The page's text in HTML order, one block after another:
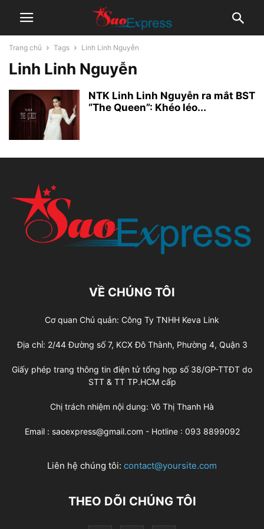
Trang chủ Tags Linh Linh Nguyễn
Linh Linh Nguyễn
NTK Linh Linh Nguyễn ra mắt BST
“The Queen”: Khéo léo...
VỀ CHÚNG TÔI
Cơ quan Chủ quản: Công Ty TNHH Keva Link
Địa chỉ: 2/44 Đường số 7, KCX Đô Thành, Phường 4, Quận 3
Giấy phép trang thông tin điện tử tổng hợp số 38/GP-TTĐT do
STT & TT TP.HCM cấp
Chị trách nhiệm nội dung: Võ Thị Thanh Hà
Email : saoexpress@gmail.com - Hotline : 093 8899092
Liên hệ chúng tôi: contact@yoursite.com
THEO DÕI CHÚNG TÔI